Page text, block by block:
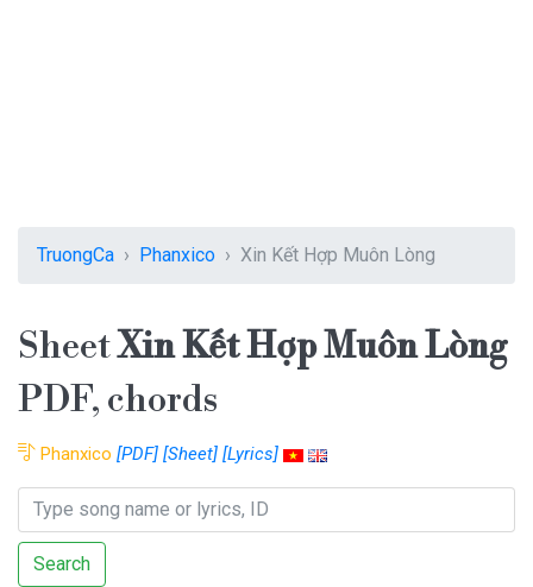
TruongCa Phanxico Xin Kết Hợp Muôn Lòng
SheetXin Kết Hợp Muôn Lòng
PDF, chords
Phanxico [PDF] [Sheet] [Lyrics]
Search